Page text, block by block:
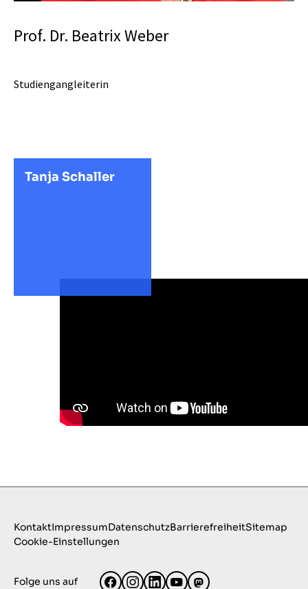
Prof. Dr. Beatrix Weber
Studiengangleiterin
Tanja Schaller
KontaktImpressumDatenschutzBarrierefreiheitSitemap
Cookie-Einstellungen
Folge uns auf